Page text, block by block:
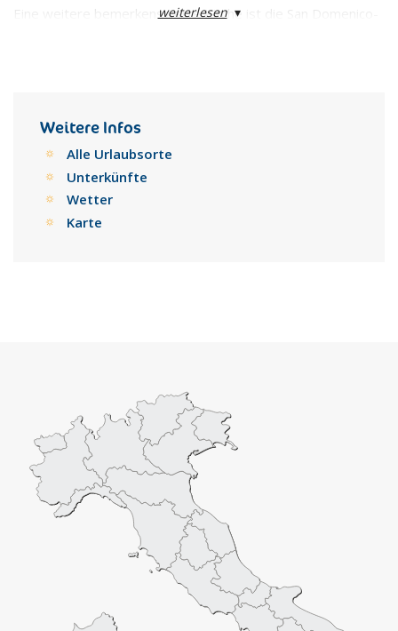
Eine weitere bemerkenswerte Kirche ist die San Domenico-
Normannenzeit gegründet. Heute sehen wir es leider nur
wirkt schwerfällig und massiv und wird von einem hohen,
viereckigen Turm beherrscht. In der Feudalzeit gehörte es
den Chiaromonte, den Rossi und den Gioeni.
Die archäologischen Funde, die in der etwa 6 km von Aidone
weiterlesen▾
Weitere Infos
Alle Urlaubsorte
Unterkünfte
Wetter
Karte